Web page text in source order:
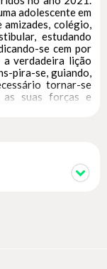
adolescente em
amizades, colégio,
estudando
se cem por
a verdadeira lição
pira-se, guiando,
tornar-se
as suas forças e
na minha "vida"; a
conquistei com